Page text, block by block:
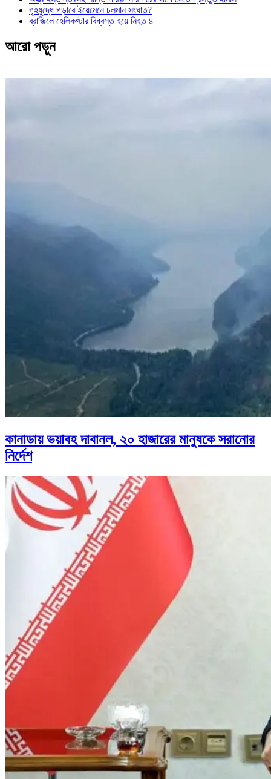
গৃহযুদ্ধে গড়াবে ইয়েমেনে চলমান সংঘাত?
ব্রাজিলে হেলিকপ্টার বিধ্বস্ত হয়ে নিহত ৪
আরো পড়ুন
কানাডায় ভয়াবহ দাবানল, ২০ হাজারের মানুষকে সরানোর
নির্দেশ